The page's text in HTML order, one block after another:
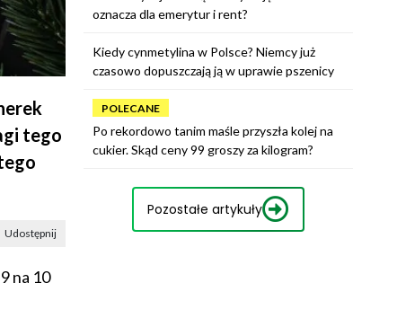
tego
Udostępnij
na 10
oznacza dla emerytur i rent?
Kiedy cynmetylina w Polsce? Niemcy już
czasowo dopuszczają ją w uprawie pszenicy
POLECANE
Po rekordowo tanim maśle przyszła kolej na
cukier. Skąd ceny 99 groszy za kilogram?
Pozostałe artykuły